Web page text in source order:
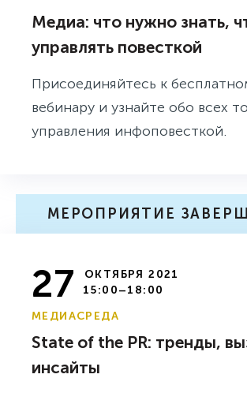
Медиа: что нужно знать,
управлять повесткой
Присоединяйтесь к
вебинару и узнайте обо всех
управления инфоповесткой.
МЕРОПРИЯТИЕ
27
ОКТЯБРЯ 2021
15:00–18:00
МЕДИАСРЕДА
State of the PR: тренды,
инсайты